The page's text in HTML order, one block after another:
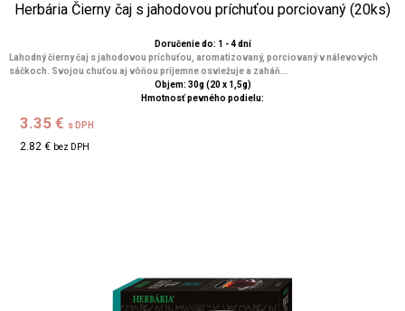
Herbária Čierny čaj s jahodovou príchuťou porciovaný (20ks)
Doručenie do: 1 - 4 dní
Lahodný čierny čaj s jahodovou príchuťou, aromatizovaný, porciovaný v nálevových
sáčkoch. Svojou chuťou aj vôňou príjemne osviežuje a zaháň...
Objem: 30g (20 x 1,5g)
Hmotnosť pevného podielu:
3.35 € s DPH
2.82 € bez DPH